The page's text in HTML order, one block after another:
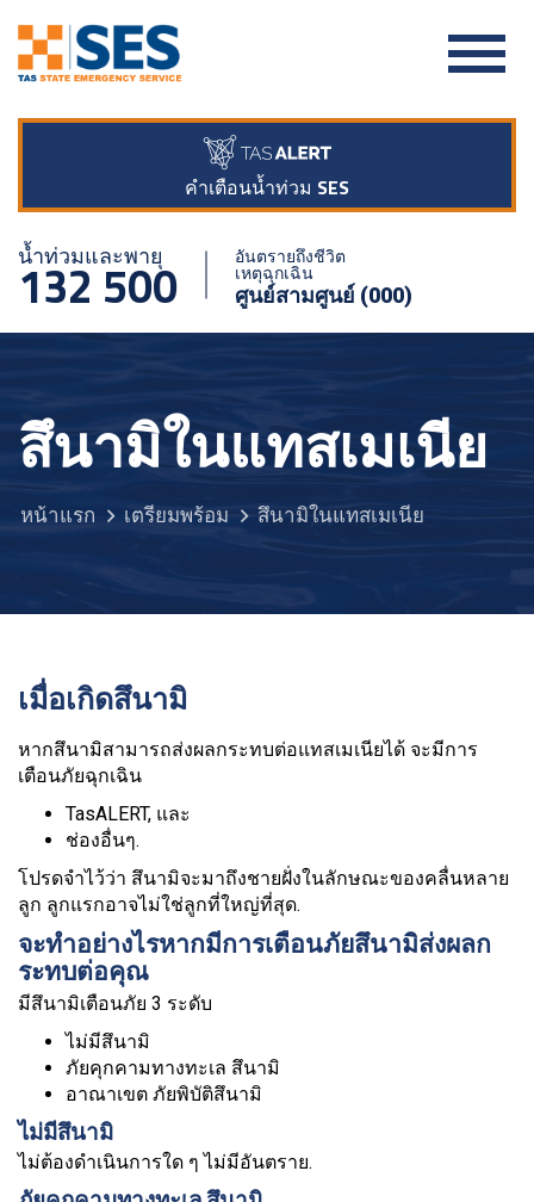
คำเตือนน้ำท่วม SES
น้ำท่วมและพายุ
132 500
อันตรายถึงชีวิต
เหตุฉุกเฉิน
ศูนย์สามศูนย์ (000)
สึนามิในแทสเมเนีย
หน้าแรก เตรียมพร้อม สึนามิในแทสเมเนีย
เมื่อเกิดสึนามิ
หากสึนามิสามารถส่งผลกระทบต่อแทสเมเนียได้ จะมีการ
เตือนภัยฉุกเฉิน
TasALERT, และ
ช่องอื่นๆ.
โปรดจำไว้ว่า สึนามิจะมาถึงชายฝั่งในลักษณะของคลื่นหลาย
ลูก ลูกแรกอาจไม่ใช่ลูกที่ใหญ่ที่สุด.
จะทำอย่างไรหากมีการเตือนภัยสึนามิส่งผลก
ระทบต่อคุณ
มีสึนามิเตือนภัย 3 ระดับ
ไม่มีสึนามิ
ภัยคุกคามทางทะเล สึนามิ
อาณาเขต ภัยพิบัติสึนามิ
ไม่มีสึนามิ
ไม่ต้องดำเนินการใด ๆ ไม่มีอันตราย.